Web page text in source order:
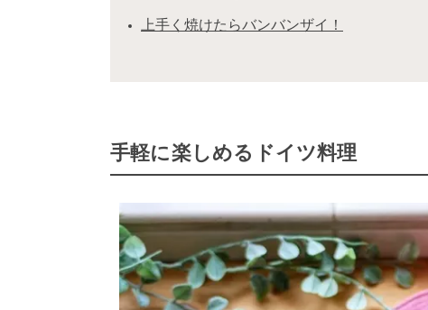
上手く焼けたらバンバンザイ！
手軽に楽しめるドイツ料理